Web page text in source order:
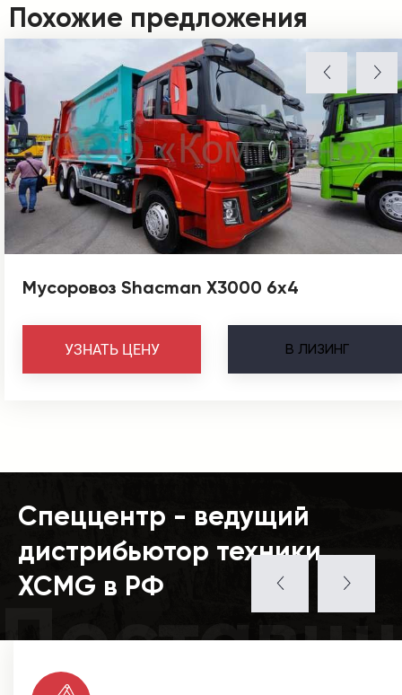
Похожие предложения
Мусоровоз Shacman X3000 6х4
В ЛИЗИНГ
УЗНАТЬ ЦЕНУ
Спеццентр - ведущий
дистрибьютор техники
XCMG в РФ